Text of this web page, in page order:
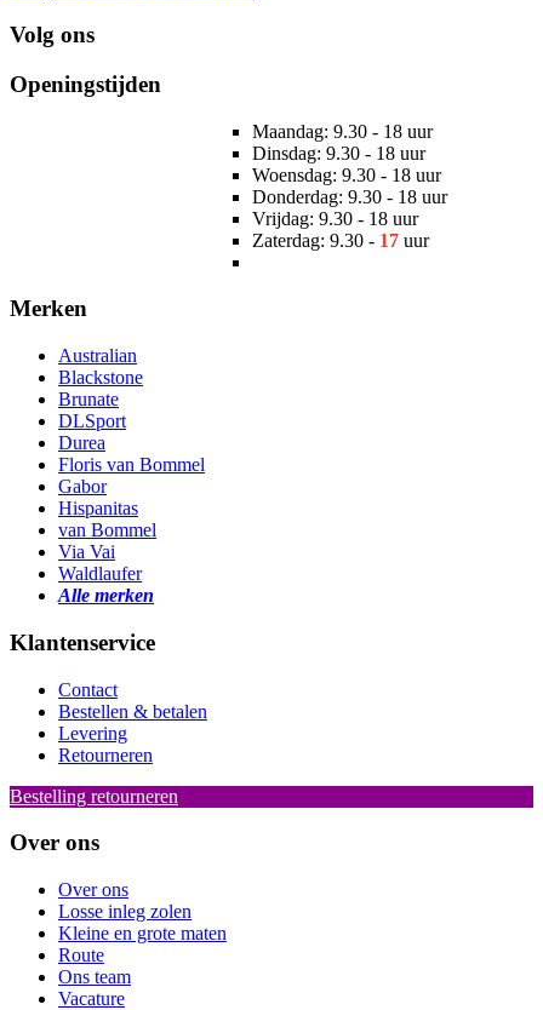
Volg ons
Openingstijden
Maandag: 9.30 - 18 uur
Dinsdag: 9.30 - 18 uur
Woensdag: 9.30 - 18 uur
Donderdag: 9.30 - 18 uur
Vrijdag: 9.30 - 18 uur
Zaterdag: 9.30 - 17 uur
Merken
Australian
Blackstone
Brunate
DLSport
Durea
Floris van Bommel
Gabor
Hispanitas
van Bommel
Via Vai
Waldlaufer
Alle merken
Klantenservice
Contact
Bestellen & betalen
Levering
Retourneren
Bestelling retourneren
Over ons
Over ons
Losse inleg zolen
Kleine en grote maten
Route
Ons team
Vacature